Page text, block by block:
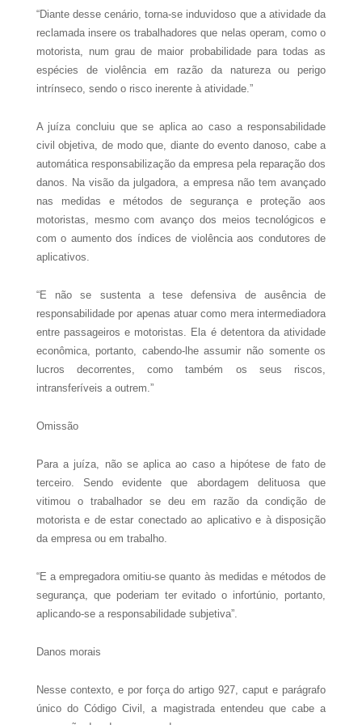
“Diante desse cenário, torna-se induvidoso que a atividade da
reclamada insere os trabalhadores que nelas operam, como o
motorista, num grau de maior probabilidade para todas as
espécies de violência em razão da natureza ou perigo
intrínseco, sendo o risco inerente à atividade.”
A juíza concluiu que se aplica ao caso a responsabilidade
civil objetiva, de modo que, diante do evento danoso, cabe a
automática responsabilização da empresa pela reparação dos
danos. Na visão da julgadora, a empresa não tem avançado
nas medidas e métodos de segurança e proteção aos
motoristas, mesmo com avanço dos meios tecnológicos e
com o aumento dos índices de violência aos condutores de
aplicativos.
“E não se sustenta a tese defensiva de ausência de
responsabilidade por apenas atuar como mera intermediadora
entre passageiros e motoristas. Ela é detentora da atividade
econômica, portanto, cabendo-lhe assumir não somente os
lucros decorrentes, como também os seus riscos,
intransferíveis a outrem.”
Omissão
Para a juíza, não se aplica ao caso a hipótese de fato de
terceiro. Sendo evidente que abordagem delituosa que
vitimou o trabalhador se deu em razão da condição de
motorista e de estar conectado ao aplicativo e à disposição
da empresa ou em trabalho.
“E a empregadora omitiu-se quanto às medidas e métodos de
segurança, que poderiam ter evitado o infortúnio, portanto,
aplicando-se a responsabilidade subjetiva”.
Danos morais
Nesse contexto, e por força do artigo 927, caput e parágrafo
único do Código Civil, a magistrada entendeu que cabe a